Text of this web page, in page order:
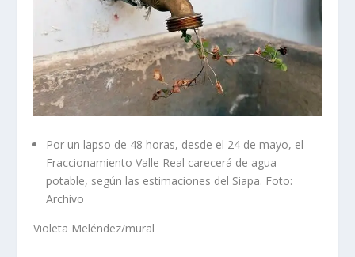
Por un lapso de 48 horas, desde el 24 de mayo, el
Fraccionamiento Valle Real carecerá de agua
potable, según las estimaciones del Siapa. Foto:
Archivo
Violeta Meléndez/mural